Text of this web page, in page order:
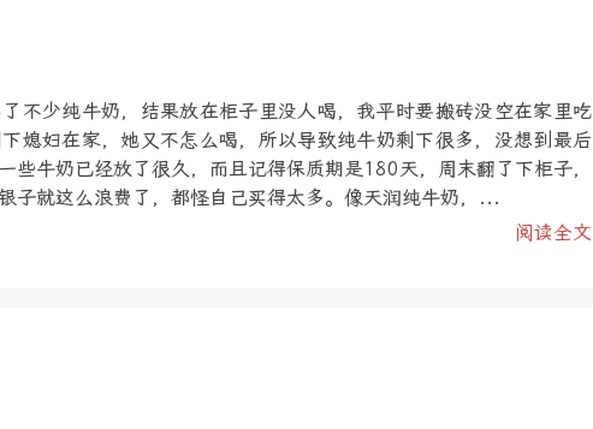
不少纯牛奶，结果放在柜子里没人喝，我平时要搬砖没空在家里吃
媳妇在家，她又不怎么喝，所以导致纯牛奶剩下很多，没想到最后
些牛奶已经放了很久，而且记得保质期是180天，周末翻了下柜子，
子就这么浪费了，都怪自己买得太多。像天润纯牛奶，...
阅读全文